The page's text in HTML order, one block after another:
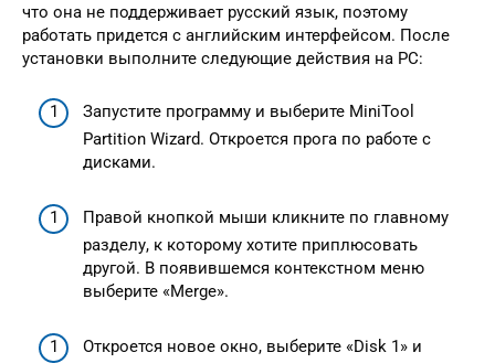
что она не поддерживает русский язык, поэтому
работать придется с английским интерфейсом. После
установки выполните следующие действия на PC:
Запустите программу и выберите MiniTool
Partition Wizard. Откроется прога по работе с
дисками.
Правой кнопкой мыши кликните по главному
разделу, к которому хотите приплюсовать
другой. В появившемся контекстном меню
выберите «Merge».
Откроется новое окно, выберите «Disk 1» и